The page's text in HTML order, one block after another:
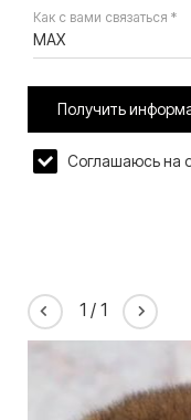
Как с вами связаться *
MAX
Получить
Соглашаюсь на
1 / 1